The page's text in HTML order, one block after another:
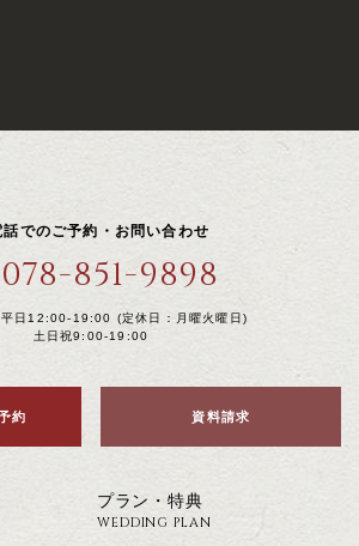
話でのご予約・お問い合わせ
078-851-9898
平日12:00-19:00 (定休日：月曜火曜日)
土日祝9:00-19:00
約 資料請求
プラン・特典
WEDDING PLAN